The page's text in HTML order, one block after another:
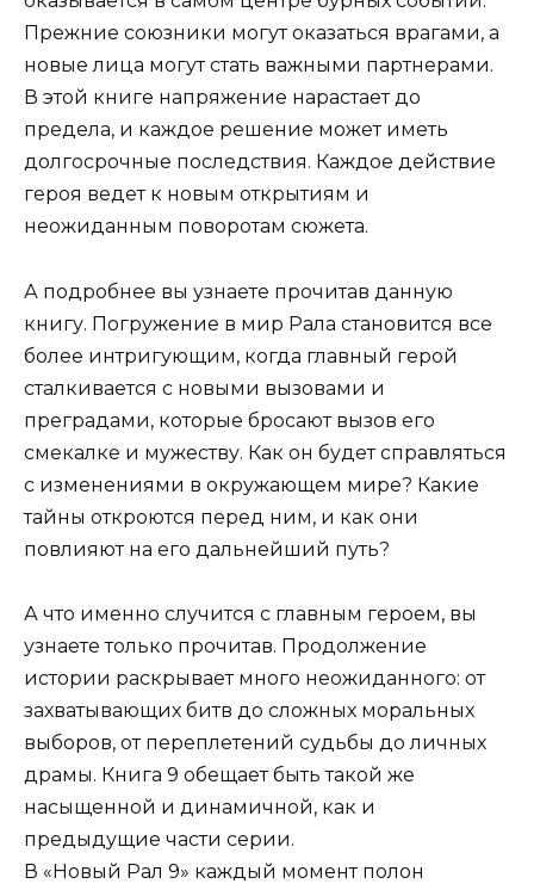
Прежние союзники могут оказаться врагами, а
новые лица могут стать важными партнерами.
В этой книге напряжение нарастает до
предела, и каждое решение может иметь
долгосрочные последствия. Каждое действие
героя ведет к новым открытиям и
неожиданным поворотам сюжета.
А подробнее вы узнаете прочитав данную
книгу. Погружение в мир Рала становится все
более интригующим, когда главный герой
сталкивается с новыми вызовами и
преградами, которые бросают вызов его
смекалке и мужеству. Как он будет справляться
с изменениями в окружающем мире? Какие
тайны откроются перед ним, и как они
повлияют на его дальнейший путь?
А что именно случится с главным героем, вы
узнаете только прочитав. Продолжение
истории раскрывает много неожиданного: от
захватывающих битв до сложных моральных
выборов, от переплетений судьбы до личных
драмы. Книга 9 обещает быть такой же
насыщенной и динамичной, как и
предыдущие части серии.
В «Новый Рал 9» каждый момент полон